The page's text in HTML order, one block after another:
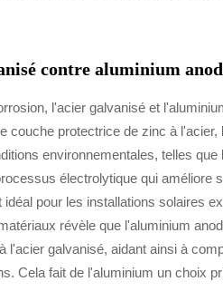
contre aluminium
l'acier galvanisé et
couche protectrice de zinc à
environnementales, telles
électrolytique qui améliore
pour les installations solaires
révèle que l'aluminium
l'acier galvanisé, aidant ainsi à
Cela fait de l'aluminium un choix